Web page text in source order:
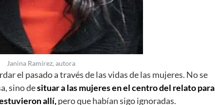
Janina Ramírez, autora
el pasado a través de las vidas de las mujeres. No se
sino desituar a las mujeres en el centro del relato para
allí,pero que habían sigo ignoradas.